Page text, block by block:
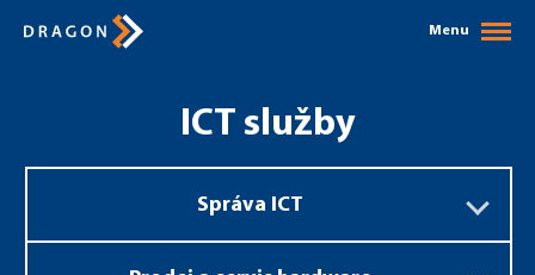
Menu
ICT služby
Správa ICT